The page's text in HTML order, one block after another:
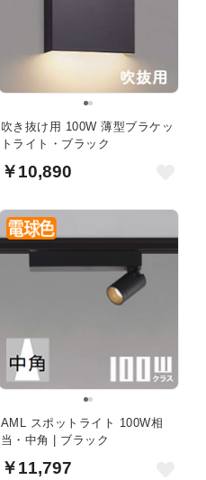
吹き抜け用 100W 薄型ブラケッ
トライト・ブラック
￥10,890
AML スポットライト 100W相
当・中角 | ブラック
￥11,797